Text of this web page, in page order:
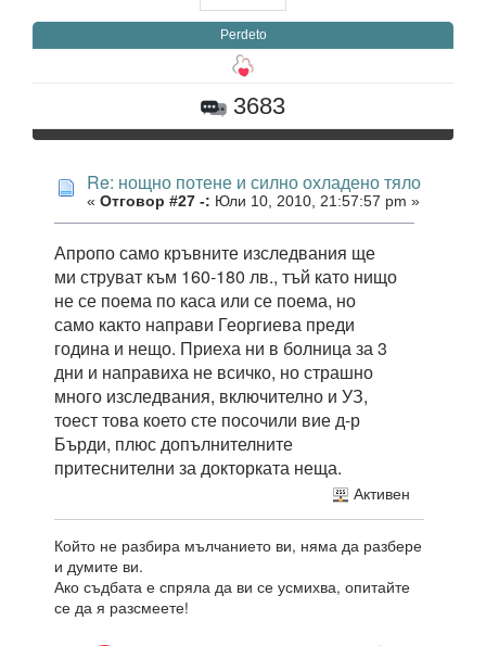
Perdeto
3683
Re: нощно потене и силно охладено тяло
« Отговор #27 -: Юли 10, 2010, 21:57:57 pm »
Апропо само кръвните изследвания ще
ми струват към 160-180 лв., тъй като нищо
не се поема по каса или се поема, но
само както направи Георгиева преди
година и нещо. Приеха ни в болница за 3
дни и направиха не всичко, но страшно
много изследвания, включително и УЗ,
тоест това което сте посочили вие д-р
Бърди, плюс допълнителните
притеснителни за докторката неща.
Активен
Който не разбира мълчанието ви, няма да разбере
и думите ви.
Ако съдбата е спряла да ви се усмихва, опитайте
се да я разсмеете!